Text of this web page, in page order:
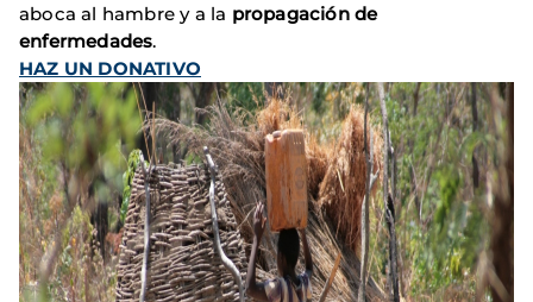
aboca al hambre y a la propagación de
enfermedades.
HAZ UN DONATIVO